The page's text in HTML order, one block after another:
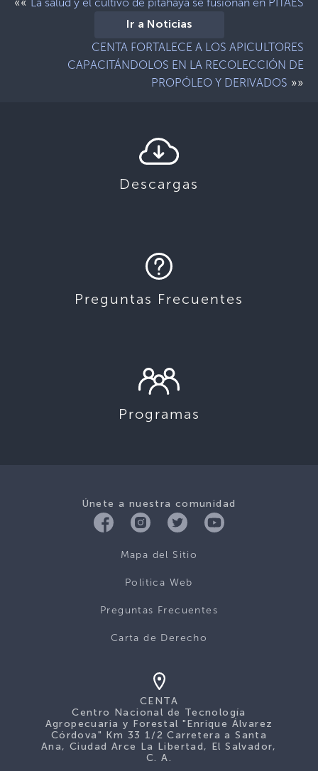
Ir a Noticias
CENTA FORTALECE A LOS APICULTORES
CAPACITÁNDOLOS EN LA RECOLECCIÓN DE
PROPÓLEO Y DERIVADOS »»
Descargas
Preguntas Frecuentes
Programas
Únete a nuestra comunidad
Mapa del Sitio
Politica Web
Preguntas Frecuentes
Carta de Derecho
CENTA
Centro Nacional de Tecnología
Agropecuaria y Forestal "Enrique Álvarez
Córdova" Km 33 1/2 Carretera a Santa
Ana, Ciudad Arce La Libertad, El Salvador,
C. A.